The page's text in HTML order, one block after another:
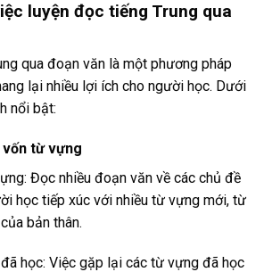
luyện đọc tiếng Trung qua
qua đoạn văn là một phương pháp
lại nhiều lợi ích cho người học. Dưới
nổi bật:
vốn từ vựng
Đọc nhiều đoạn văn về các chủ đề
học tiếp xúc với nhiều từ vựng mới, từ
bản thân.
học: Việc gặp lại các từ vựng đã học